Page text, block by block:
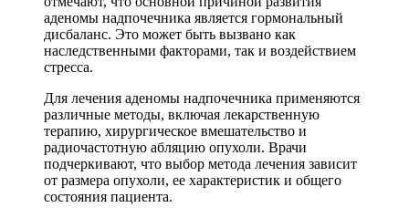
аденомы надпочечника является гормональный
дисбаланс. Это может быть вызвано как
наследственными факторами, так и воздействием
стресса.
Для лечения аденомы надпочечника применяются
различные методы, включая лекарственную
терапию, хирургическое вмешательство и
радиочастотную абляцию опухоли. Врачи
подчеркивают, что выбор метода лечения зависит
от размера опухоли, ее характеристик и общего
состояния пациента.